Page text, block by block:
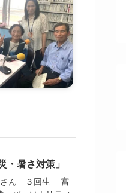
暑さ対策」
さん ３回生 富